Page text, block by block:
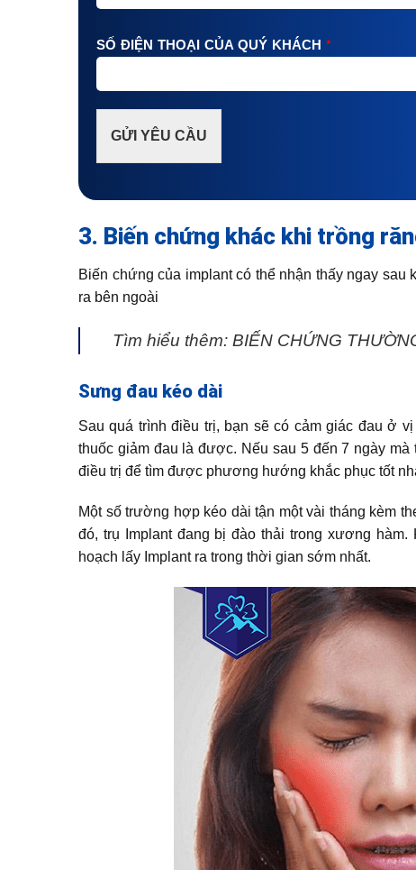
SỐ ĐIỆN THOẠI CỦA QUÝ KHÁCH *
GỬI YÊU CẦU
3. Biến chứng khác khi trồng
Biến chứng của implant có thể nhận thấy ngay
ra bên ngoài
Tìm hiểu thêm: BIẾN CHỨNG
Sưng đau kéo dài
Sau quá trình điều trị, bạn sẽ có cảm giác đau ở
thuốc giảm đau là được. Nếu sau 5 đến 7 ngày
điều trị để tìm được phương hướng khắc phục tốt
Một số trường hợp kéo dài tận một vài tháng kèm
đó, trụ Implant đang bị đào thải trong xương
hoạch lấy Implant ra trong thời gian sớm nhất.